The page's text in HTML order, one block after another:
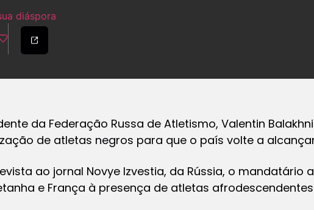
diáspora
da Federação Russa de Atletismo, Valentin
de atletas negros para que o país volte a
ao jornal Novye Izvestia, da Rússia, o
e França à presença de atletas